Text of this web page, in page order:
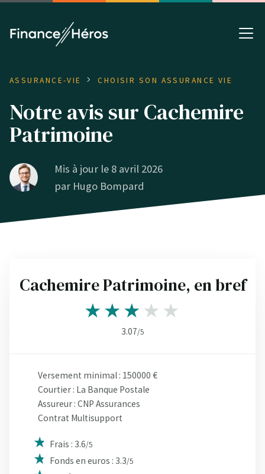
ASSURANCE-VIE CHOISIR SON ASSURANCE VIE
Notre avis sur Cachemire
Patrimoine
Mis à jour le 8 avril 2026
par Hugo Bompard
Cachemire Patrimoine, en bref
3.07/5
Versement minimal : 150000 €
Courtier : La Banque Postale
Assureur : CNP Assurances
Contrat Multisupport
Frais : 3.6/5
Fonds en euros : 3.3/5